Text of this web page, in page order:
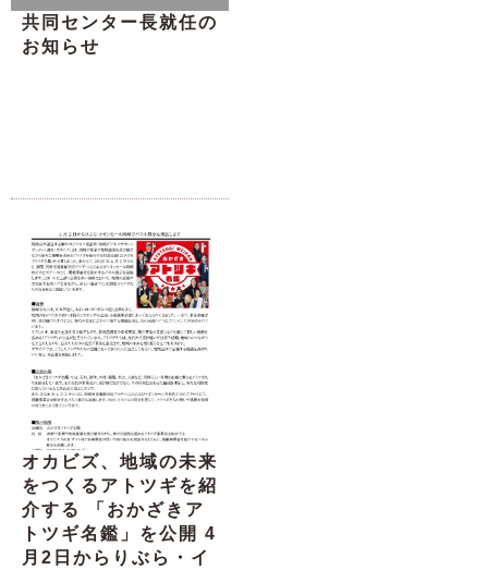
共同センター長就任の
お知らせ
オカビズ、地域の未来
をつくるアトツギを紹
介する 「おかざきア
トツギ名鑑」を公開 4
月2日からりぶら・イ